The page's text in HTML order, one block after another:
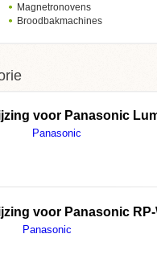
Magnetronovens
Broodbakmachines
voor Panasonic
Panasonic
voor Panasonic RP-
Panasonic